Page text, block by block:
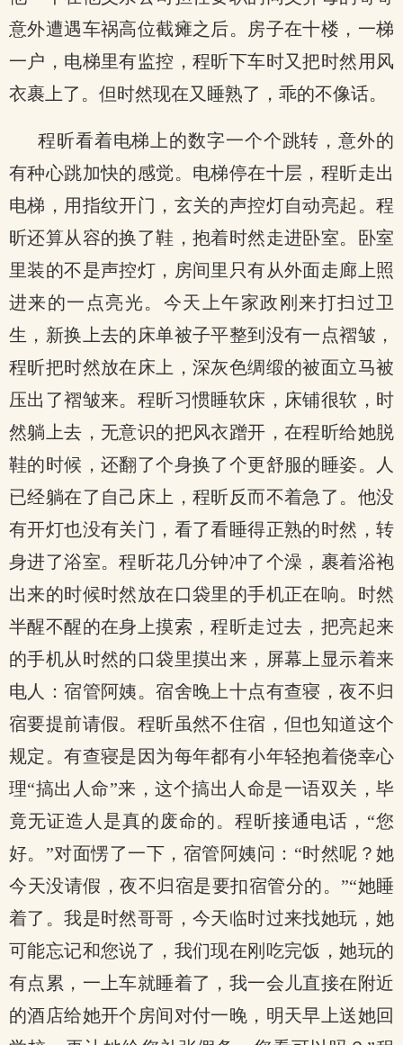
意外遭遇车祸高位截瘫之后。房子在十楼，一梯
一户，电梯里有监控，程昕下车时又把时然用风
衣裹上了。但时然现在又睡熟了，乖的不像话。
程昕看着电梯上的数字一个个跳转，意外的
有种心跳加快的感觉。电梯停在十层，程昕走出
电梯，用指纹开门，玄关的声控灯自动亮起。程
昕还算从容的换了鞋，抱着时然走进卧室。卧室
里装的不是声控灯，房间里只有从外面走廊上照
进来的一点亮光。今天上午家政刚来打扫过卫
生，新换上去的床单被子平整到没有一点褶皱，
程昕把时然放在床上，深灰色绸缎的被面立马被
压出了褶皱来。程昕习惯睡软床，床铺很软，时
然躺上去，无意识的把风衣蹭开，在程昕给她脱
鞋的时候，还翻了个身换了个更舒服的睡姿。人
已经躺在了自己床上，程昕反而不着急了。他没
有开灯也没有关门，看了看睡得正熟的时然，转
身进了浴室。程昕花几分钟冲了个澡，裹着浴袍
出来的时候时然放在口袋里的手机正在响。时然
半醒不醒的在身上摸索，程昕走过去，把亮起来
的手机从时然的口袋里摸出来，屏幕上显示着来
电人：宿管阿姨。宿舍晚上十点有查寝，夜不归
宿要提前请假。程昕虽然不住宿，但也知道这个
规定。有查寝是因为每年都有小年轻抱着侥幸心
理“搞出人命”来，这个搞出人命是一语双关，毕
竟无证造人是真的废命的。程昕接通电话，“您
好。”对面愣了一下，宿管阿姨问：“时然呢？她
今天没请假，夜不归宿是要扣宿管分的。”“她睡
着了。我是时然哥哥，今天临时过来找她玩，她
可能忘记和您说了，我们现在刚吃完饭，她玩的
有点累，一上车就睡着了，我一会儿直接在附近
的酒店给她开个房间对付一晚，明天早上送她回